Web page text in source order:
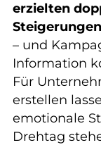
erzielten
– und
Information
Für
erstellen
emotionale
Drehtag